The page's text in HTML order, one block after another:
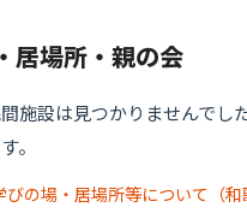
居場所・親の会
施設は見つかりませんでし
。
の場・居場所等について（和